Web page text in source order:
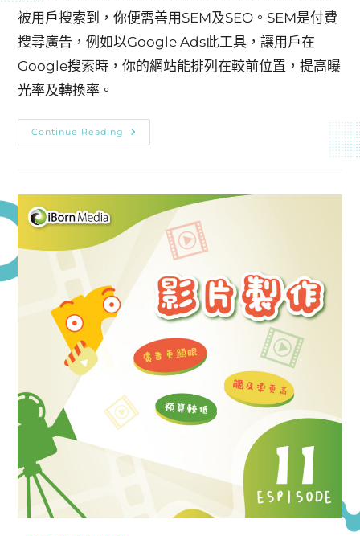
被用戶搜索到，你便需善用SEM及SEO。SEM是付費
搜尋廣告，例如以Google Ads此工具，讓用戶在
Google搜索時，你的網站能排列在較前位置，提高曝
光率及轉換率。
Continue Reading